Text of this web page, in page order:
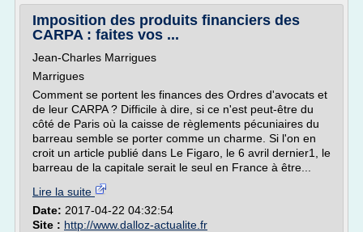
Imposition des produits financiers des
CARPA : faites vos ...
Jean-Charles Marrigues
Marrigues
Comment se portent les finances des Ordres d'avocats et
de leur CARPA ? Difficile à dire, si ce n'est peut-être du
côté de Paris où la caisse de règlements pécuniaires du
barreau semble se porter comme un charme. Si l'on en
croit un article publié dans Le Figaro, le 6 avril dernier1, le
barreau de la capitale serait le seul en France à être...
Lire la suite
Date: 2017-04-22 04:32:54
Site : http://www.dalloz-actualite.fr